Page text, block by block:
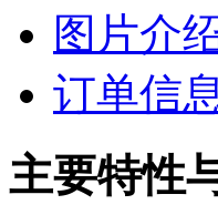
图片介
订单信
主要特性